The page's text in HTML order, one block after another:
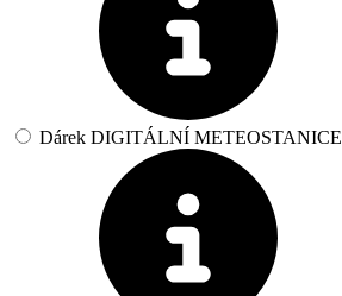
Dárek DIGITÁLNÍ METEOSTANICE